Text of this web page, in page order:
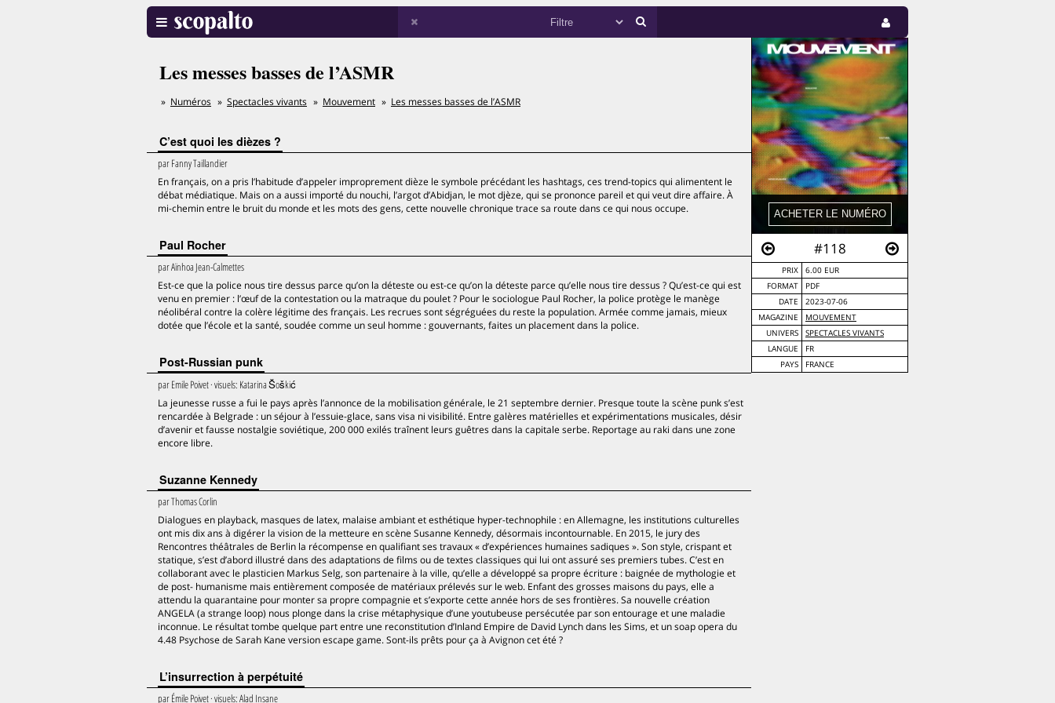
#118
PRIX
6.00 EUR
FORMAT
PDF
DATE
2023-07-06
MAGAZINE
MOUVEMENT
UNIVERS
SPECTACLES VIVANTS
LANGUE
FR
PAYS
FRANCE
Les messes basses de l’ASMR
Numéros Spectacles vivants Mouvement Les messes basses de l’ASMR
C’est quoi les dièzes ?
parFanny Taillandier
En français, on a pris l’habitude d’appeler improprement dièze le symbole précédant les hashtags, ces trend-topics qui alimentent le
débat médiatique. Mais on a aussi importé du nouchi, l’argot d’Abidjan, le mot djèze, qui se prononce pareil et qui veut dire affaire. À
mi-chemin entre le bruit du monde et les mots des gens, cette nouvelle chronique trace sa route dans ce qui nous occupe.
Paul Rocher
parAïnhoa Jean-Calmettes
Est-ce que la police nous tire dessus parce qu’on la déteste ou est-ce qu’on la déteste parce qu’elle nous tire dessus ? Qu’est-ce qui est
venu en premier : l’œuf de la contestation ou la matraque du poulet ? Pour le sociologue Paul Rocher, la police protège le manège
néolibéral contre la colère légitime des français. Les recrues sont ségréguées du reste la population. Armée comme jamais, mieux
dotée que l’école et la santé, soudée comme un seul homme : gouvernants, faites un placement dans la police.
Post-Russian punk
parEmile Poivet· visuels: Katarina Šoškić
La jeunesse russe a fui le pays après l’annonce de la mobilisation générale, le 21 septembre dernier. Presque toute la scène punk s’est
rencardée à Belgrade : un séjour à l’essuie-glace, sans visa ni visibilité. Entre galères matérielles et expérimentations musicales, désir
d’avenir et fausse nostalgie soviétique, 200 000 exilés traînent leurs guêtres dans la capitale serbe. Reportage au raki dans une zone
encore libre.
Suzanne Kennedy
parThomas Corlin
Dialogues en playback, masques de latex, malaise ambiant et esthétique hyper-technophile : en Allemagne, les institutions culturelles
ont mis dix ans à digérer la vision de la metteure en scène Susanne Kennedy, désormais incontournable. En 2015, le jury des
Rencontres théâtrales de Berlin la récompense en qualifiant ses travaux « d’expériences humaines sadiques ». Son style, crispant et
statique, s’est d’abord illustré dans des adaptations de films ou de textes classiques qui lui ont assuré ses premiers tubes. C’est en
collaborant avec le plasticien Markus Selg, son partenaire à la ville, qu’elle a développé sa propre écriture : baignée de mythologie et
de post- humanisme mais entièrement composée de matériaux prélevés sur le web. Enfant des grosses maisons du pays, elle a
attendu la quarantaine pour monter sa propre compagnie et s’exporte cette année hors de ses frontières. Sa nouvelle création
ANGELA (a strange loop) nous plonge dans la crise métaphysique d’une youtubeuse persécutée par son entourage et une maladie
inconnue. Le résultat tombe quelque part entre une reconstitution d’Inland Empire de David Lynch dans les Sims, et un soap opera du
4.48 Psychose de Sarah Kane version escape game. Sont-ils prêts pour ça à Avignon cet été ?
L’insurrection à perpétuité
parÉmile Poivet· visuels:Alad Insane